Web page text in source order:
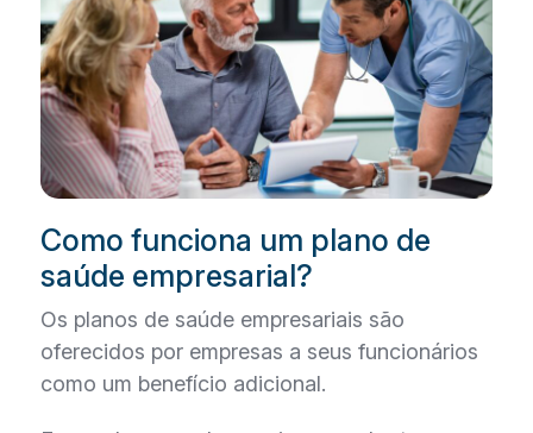
Como funciona um plano de
saúde empresarial?
Os planos de saúde empresariais são
oferecidos por empresas a seus funcionários
como um benefício adicional.